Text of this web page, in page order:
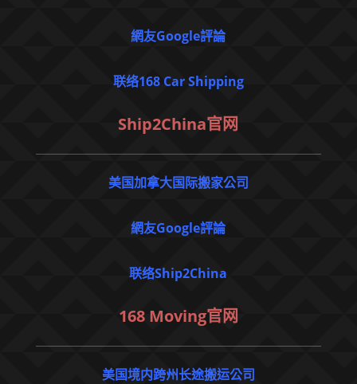
網友Google評論
联络168 Car Shipping
Ship2China官网
美国加拿大国际搬家公司
網友Google評論
联络Ship2China
168 Moving官网
美国境内跨州长途搬运公司